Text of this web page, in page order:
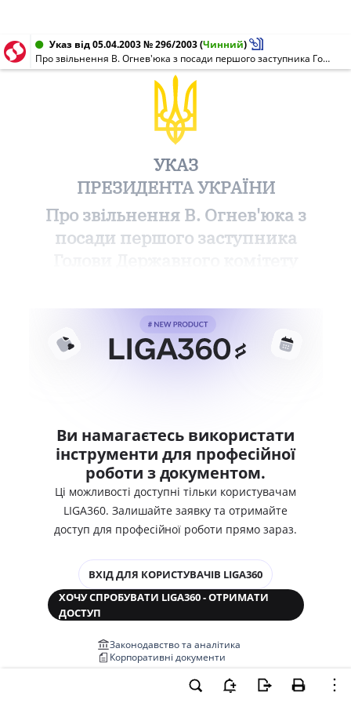
Указ від 05.04.2003 № 296/2003(Чинний)
Про звільнення В. Огнев'юка з посади першого заступника Голови Державного комітету України у справах національностей та міграції
УКАЗ
ПРЕЗИДЕНТА УКРАЇНИ
Про звільнення В. Огнев'юка з
посади першого заступника
Ви намагаєтесь використати
інструменти для професійної
роботи з документом.
Ці можливості доступні тільки користувачам
LIGA360. Залишайте заявку та отримайте
доступ для професійної роботи прямо зараз.
ВХІД ДЛЯ КОРИСТУВАЧІВ LIGA360
ХОЧУ СПРОБУВАТИ LIGA360 - ОТРИМАТИ
ДОСТУП
Законодавство та аналітика
Корпоративні документи
Медіааналіз та репутація